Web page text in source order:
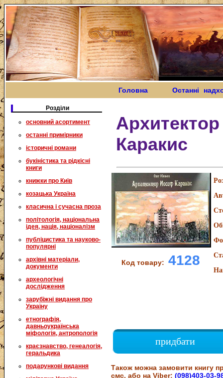
Головна Останні
Розділи
основний асортимент
останні примірники
історичні романи
букіністика та рідкісні
книги
книжки про Київ
козацька Україна
класична і сучасна проза
політологія, національна
ідея, нація, націоналізм
публіцистика та науково-
популярні
архівні матеріали,
документи
археологічні
дослідження
зарубіжні видання про
Україну
етнографія,
давньоукраїнська
міфологія, антропологія
краєзнавство, генеалогія,
геральдика
подарункові видання
Каракис
Код товару: 4128
придбати
Також можна замовити книгу
смс, або на Viber:(098)403-03-